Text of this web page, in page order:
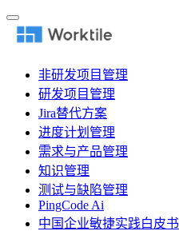
非研发项目管理
研发项目管理
Jira替代方案
进度计划管理
需求与产品管理
知识管理
测试与缺陷管理
PingCode Ai
中国企业敏捷实践白皮书